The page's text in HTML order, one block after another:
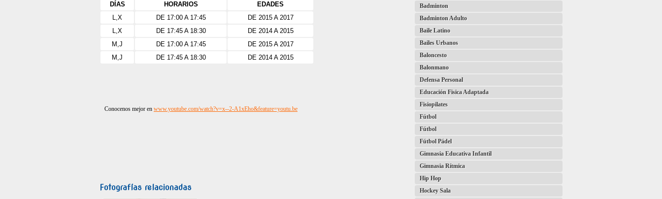
DÍAS HORARIOS
EDADES
L,X
DE 17:00 A 17:45
DE 2015 A 2017
L,X
DE 17:45 A 18:30
DE 2014 A 2015
M,J
DE 17:00 A 17:45
DE 2015 A 2017
M,J
DE 17:45 A 18:30 DE 2014 A 2015
Conocenos mejor en www.youtube.com/watch?v=x--2-A1xEho&feature=youtu.be
Fotografías relacionadas
Badminton
Badminton Adulto
Baile Latino
Bailes Urbanos
Baloncesto
Balonmano
Defensa Personal
Educación Fisica Adaptada
Fisiopilates
Fútbol
Fútbol
Fútbol Pádel
Gimnasia Educativa Infantil
Gimnasia Rítmica
Hip Hop
Hockey Sala